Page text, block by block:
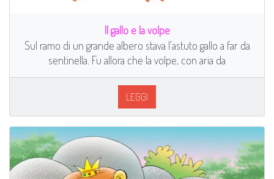
Il gallo e la volpe
Sul ramo di un grande albero stava l'astuto gallo a far da
sentinella. Fu allora che la volpe, con aria da
LEGGI